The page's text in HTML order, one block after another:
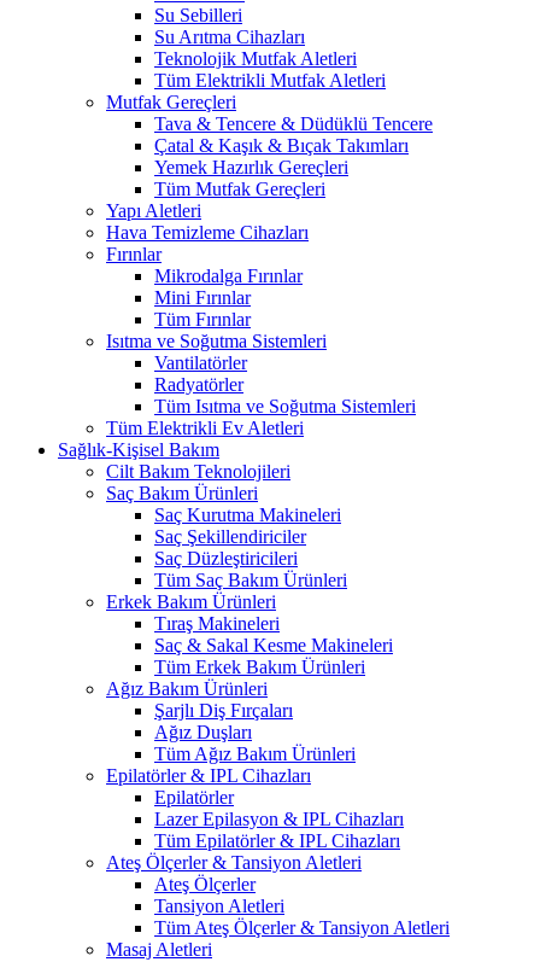
Su Sebilleri
Su Arıtma Cihazları
Teknolojik Mutfak Aletleri
Tüm Elektrikli Mutfak Aletleri
Mutfak Gereçleri
Tava & Tencere & Düdüklü Tencere
Çatal & Kaşık & Bıçak Takımları
Yemek Hazırlık Gereçleri
Tüm Mutfak Gereçleri
Yapı Aletleri
Hava Temizleme Cihazları
Fırınlar
Mikrodalga Fırınlar
Mini Fırınlar
Tüm Fırınlar
Isıtma ve Soğutma Sistemleri
Vantilatörler
Radyatörler
Tüm Isıtma ve Soğutma Sistemleri
Tüm Elektrikli Ev Aletleri
Sağlık-Kişisel Bakım
Cilt Bakım Teknolojileri
Saç Bakım Ürünleri
Saç Kurutma Makineleri
Saç Şekillendiriciler
Saç Düzleştiricileri
Tüm Saç Bakım Ürünleri
Erkek Bakım Ürünleri
Tıraş Makineleri
Saç & Sakal Kesme Makineleri
Tüm Erkek Bakım Ürünleri
Ağız Bakım Ürünleri
Şarjlı Diş Fırçaları
Ağız Duşları
Tüm Ağız Bakım Ürünleri
Epilatörler & IPL Cihazları
Epilatörler
Lazer Epilasyon & IPL Cihazları
Tüm Epilatörler & IPL Cihazları
Ateş Ölçerler & Tansiyon Aletleri
Ateş Ölçerler
Tansiyon Aletleri
Tüm Ateş Ölçerler & Tansiyon Aletleri
Masaj Aletleri